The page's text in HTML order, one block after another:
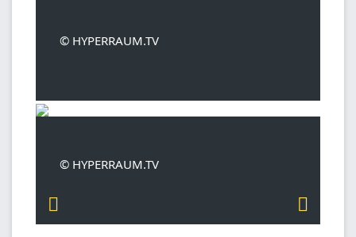
© HYPERRAUM.TV
© HYPERRAUM.TV